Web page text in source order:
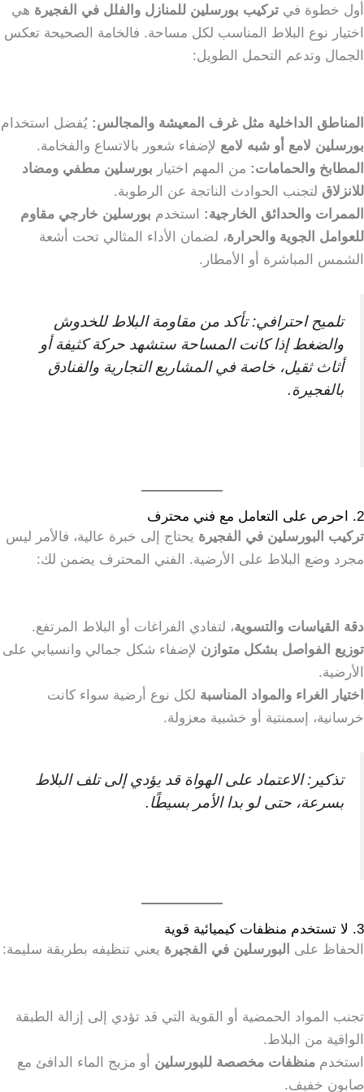
أول خطوة في تركيب بورسلين للمنازل والفلل في الفجيرة هي
اختيار نوع البلاط المناسب لكل مساحة. فالخامة الصحيحة تعكس
الجمال وتدعم التحمل الطويل:
المناطق الداخلية مثل غرف المعيشة والمجالس: يُفضل استخدام
بورسلين لامع أو شبه لامع لإضفاء شعور بالاتساع والفخامة.
المطابخ والحمامات: من المهم اختيار بورسلين مطفي ومضاد
للانزلاق لتجنب الحوادث الناتجة عن الرطوبة.
الممرات والحدائق الخارجية: استخدم بورسلين خارجي مقاوم
للعوامل الجوية والحرارة، لضمان الأداء المثالي تحت أشعة
الشمس المباشرة أو الأمطار.
تلميح احترافي: تأكد من مقاومة البلاط للخدوش
والضغط إذا كانت المساحة ستشهد حركة كثيفة أو
أثاث ثقيل، خاصة في المشاريع التجارية والفنادق
بالفجيرة.
2. احرص على التعامل مع فني محترف
تركيب البورسلين في الفجيرة يحتاج إلى خبرة عالية، فالأمر ليس
مجرد وضع البلاط على الأرضية. الفني المحترف يضمن لك:
دقة القياسات والتسوية، لتفادي الفراغات أو البلاط المرتفع.
توزيع الفواصل بشكل متوازن لإضفاء شكل جمالي وانسيابي على
الأرضية.
اختيار الغراء والمواد المناسبة لكل نوع أرضية سواء كانت
خرسانية، إسمنتية أو خشبية معزولة.
تذكير: الاعتماد على الهواة قد يؤدي إلى تلف البلاط
بسرعة، حتى لو بدا الأمر بسيطًا.
3. لا تستخدم منظفات كيميائية قوية
الحفاظ على البورسلين في الفجيرة يعني تنظيفه بطريقة سليمة:
تجنب المواد الحمضية أو القوية التي قد تؤدي إلى إزالة الطبقة
الواقية من البلاط.
استخدم منظفات مخصصة للبورسلين أو مزيج الماء الدافئ مع
صابون خفيف.